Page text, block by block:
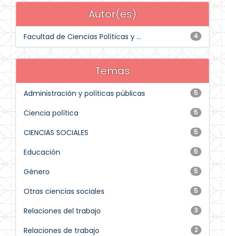
Autor(es)
4
Facultad de Ciencias Políticas y ...
Temas
5
Administración y políticas públicas
5
Ciencia política
5
CIENCIAS SOCIALES
5
Educación
5
Género
5
Otras ciencias sociales
3
Relaciones del trabajo
2
Relaciones de trabajo